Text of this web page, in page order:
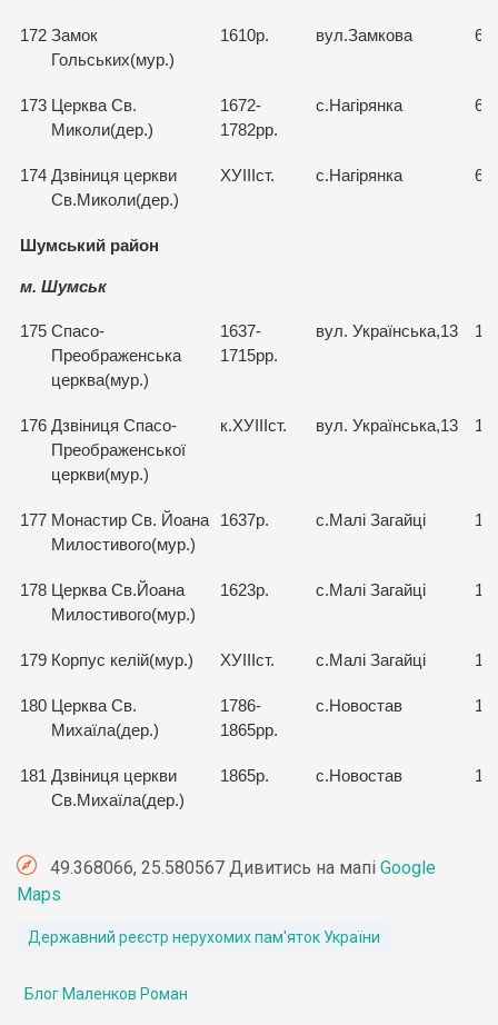
172 Замок
Гольських(мур.)
1610р. вул.Замкова
173 Церква Св.
Миколи(дер.)
1672-
1782рр.
с.Нагірянка
174 Дзвіниця церкви
Св.Миколи(дер.)
ХУІІІст. с.Нагірянка
Шумський район
м. Шумськ
175 Спасо-
Преображенська
церква(мур.)
1637-
1715рр.
вул. Українська,13
176 Дзвіниця Спасо-
Преображенської
церкви(мур.)
к.ХУІІІст. вул. Українська,13
177 Монастир Св. Йоана
Милостивого(мур.)
1637р. с.Малі Загайці
178 Церква Св.Йоана
Милостивого(мур.)
1623р. с.Малі Загайці
179 Корпус келій(мур.) ХУІІІст. с.Малі Загайці
180 Церква Св.
Михаїла(дер.)
1786-
1865рр.
с.Новостав
181 Дзвіниця церкви
Св.Михаїла(дер.)
1865р. с.Новостав
49.368066, 25.580567 Дивитись на мапі Google
Maps
Державний реєстр нерухомих пам'яток України
Блог Маленков Роман